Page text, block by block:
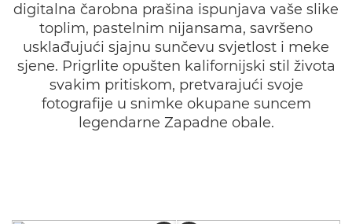
digitalna čarobna prašina ispunjava vaše slike
toplim, pastelnim nijansama, savršeno
usklađujući sjajnu sunčevu svjetlost i meke
sjene. Prigrlite opušten kalifornijski stil života
svakim pritiskom, pretvarajući svoje
fotografije u snimke okupane suncem
legendarne Zapadne obale.